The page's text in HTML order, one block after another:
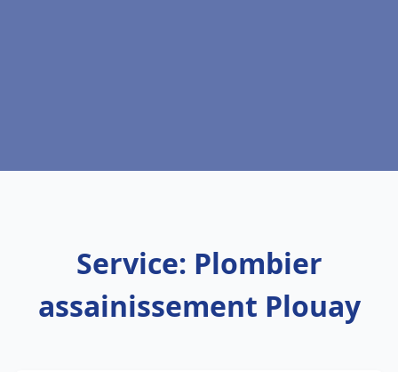
Service: Plombier
assainissement Plouay